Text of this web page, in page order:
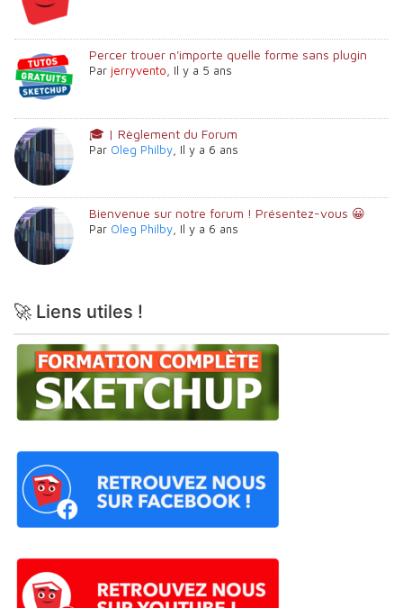
Percer trouer n'importe quelle forme sans plugin
Par jerryvento Il y a 5 ans
🎓 | Règlement du Forum
Par Oleg Philby Il y a 6 ans
Bienvenue sur notre forum ! Présentez-vous 😀
Par Oleg Philby Il y a 6 ans
🚀 Liens utiles !